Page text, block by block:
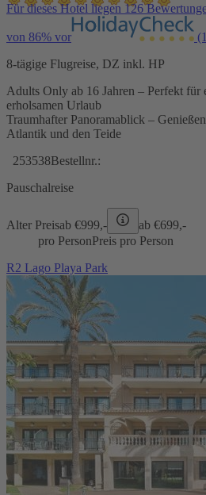
Für dieses Hotel liegen 126
von 86% vor
8-tägige Flugreise, DZ inkl. HP
Adults Only ab 16 Jahren – Perfekt für
erholsamen Urlaub
Traumhafter Panoramablick –
Atlantik und den Teide
253538Bestellnr.:
Pauschalreise
Alter Preisab €999,- ab €699,-
pro PersonPreis pro Person
R2 Lago Playa Park